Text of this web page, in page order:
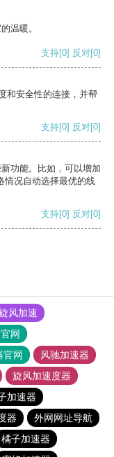
温暖。
支持[0] 反对[0]
和安全性的连接，并帮
支持[0] 反对[0]
功能。比如，可以增加
情况自动选择最优的线
支持[0] 反对[0]
风加速
网
官网
风驰加速器
旋风加速度器
加速器
器
外网网址导航
橘子加速器